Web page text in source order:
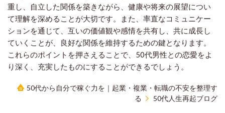
重し、自立した関係を築きながら、健康や将来の展望につい
て理解を深めることが大切です。また、率直なコミュニケー
ションを通じて、互いの価値観や感情を共有し、共に成長し
ていくことが、良好な関係を維持するための鍵となります。
これらのポイントを押さえることで、50代男性との恋愛をよ
り深く、充実したものにすることができるでしょう。
50代から自分で稼ぐ力を｜起業・複業・転職の不安を整理す
る
50代人生再起ブログ